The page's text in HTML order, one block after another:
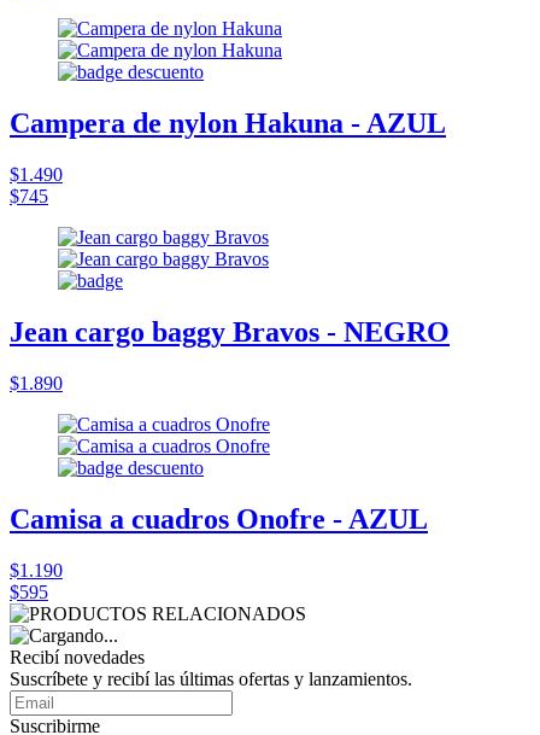
Campera de nylon Hakuna - AZUL
$1.490
$745
Jean cargo baggy Bravos - NEGRO
$1.890
Camisa a cuadros Onofre - AZUL
$1.190
$595
Recibí novedades
Suscríbete y recibí las últimas ofertas y lanzamientos.
Suscribirme